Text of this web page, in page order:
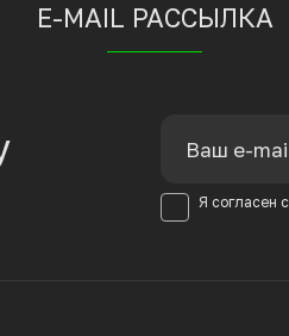
E-MAIL РАССЫЛКА
Я согласен с